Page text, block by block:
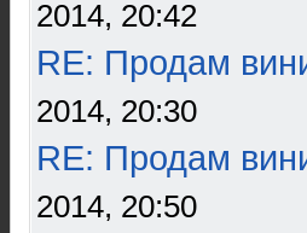
2014, 20:42
RE: Продам
2014, 20:30
RE: Продам
2014, 20:50